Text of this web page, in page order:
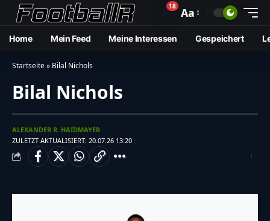
🔔18 Aa
Home Mein Feed Meine Interessen Gespeichert
Startseite» Bilal Nichols
Bilal Nichols
ZULETZT AKTUALISIERT: 20.07.26 13:20
ALEXANDER R. HAIDMAYER